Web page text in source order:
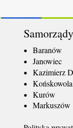
Baranów
Janowiec
Kazimierz
Końskowola
Kurów
Markuszów